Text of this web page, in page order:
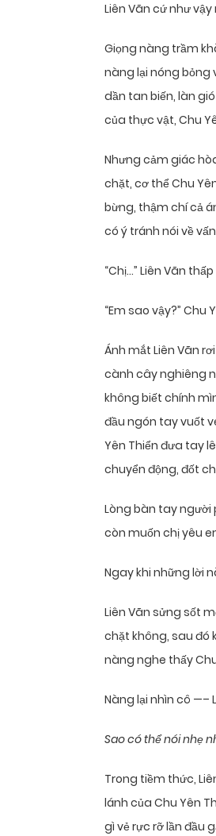
Liên Vãn cứ như vậy
Giọng nàng trầm
nàng lại nóng bỏng
dần tan biến, làn
của thực vật, Chu
Nhưng cảm giác
chặt, cơ thể Chu
bừng, thậm chí cả
có ý tránh nói về
“Chị…” Liên Vãn
“Em sao vậy?”
Ánh mắt Liên Vãn
cành cây nghiêng
không biết chính
đầu ngón tay vuốt
Yên Thiển đưa tay
chuyển động, đốt
Lòng bàn tay người
còn muốn chị yêu
Ngay khi những lời
Liên Vãn sửng sốt
chặt không, sau đó
nàng nghe thấy
Nàng lại nhìn cô —–
Sao có thể nói nhẹ
Trong tiềm thức,
lánh của Chu Yên
gì vẻ rực rỡ lần đầu